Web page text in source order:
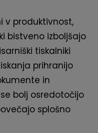
v produktivnost,
bistveno izboljšajo
tiskalniki
prihranijo
in
bolj osredotočijo
splošno